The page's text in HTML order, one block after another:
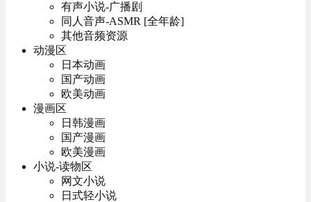
有声小说-广播剧
同人音声-ASMR [全年龄]
其他音频资源
动漫区
日本动画
国产动画
欧美动画
漫画区
日韩漫画
国产漫画
欧美漫画
小说-读物区
网文小说
日式轻小说